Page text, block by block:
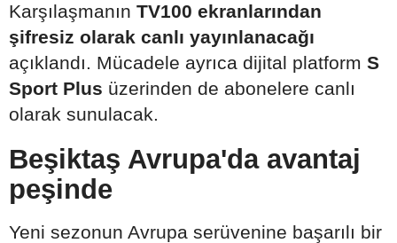
Karşılaşmanın TV100 ekranlarından
şifresiz olarak canlı yayınlanacağı
açıklandı. Mücadele ayrıca dijital platform S
Sport Plus üzerinden de abonelere canlı
olarak sunulacak.
Beşiktaş Avrupa'da avantaj
peşinde
Yeni sezonun Avrupa serüvenine başarılı bir